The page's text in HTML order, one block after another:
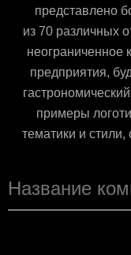
представлено
из 70 различных
неограниченное
предприятия,
примеры
тематики и